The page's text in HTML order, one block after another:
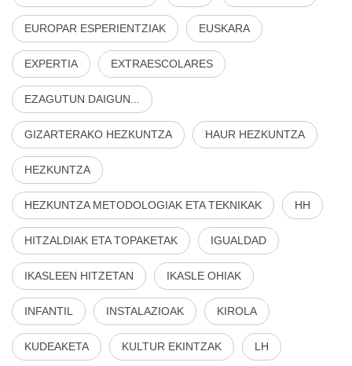
EUROPAR ESPERIENTZIAK EUSKARA
EXPERTIA EXTRAESCOLARES
EZAGUTUN DAIGUN...
GIZARTERAKO HEZKUNTZA HAUR HEZKUNTZA
HEZKUNTZA
HEZKUNTZA METODOLOGIAK ETA TEKNIKAK HH
HITZALDIAK ETA TOPAKETAK IGUALDAD
IKASLEEN HITZETAN IKASLE OHIAK
INFANTIL INSTALAZIOAK KIROLA
KUDEAKETA KULTUR EKINTZAK LH